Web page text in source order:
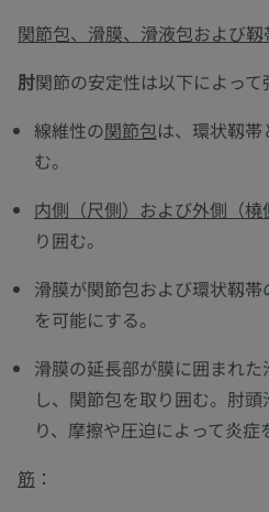
関節包、滑膜、滑液包および靱
肘関節の安定性は以下によって
線維性の関節包は、環状靱
む。
内側（尺側）および外側（橈
り囲む。
滑膜が関節包および環状靱
を可能にする。
滑膜の延長部が膜に囲まれ
し、関節包を取り囲む。肘
り、摩擦や圧迫によって炎症
筋 ：